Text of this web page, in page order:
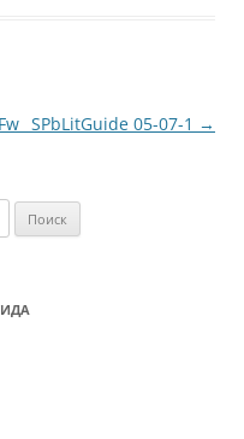
Fw_ SPbLitGuide 05-07-1 →